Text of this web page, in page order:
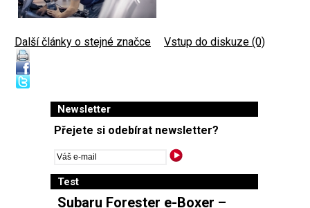
Další články o stejné značce Vstup do diskuze (0)
Newsletter
Přejete si odebírat newsletter?
Test
Subaru Forester e-Boxer –